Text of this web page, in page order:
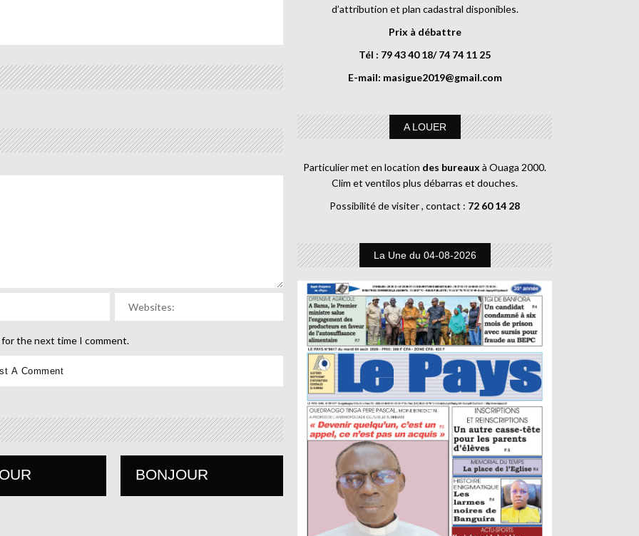
for the next time I comment.
BONJOUR
d’attribution et plan cadastral disponibles.
Prix à débattre
Tél : 79 43 40 18/ 74 74 11 25
E-mail: masigue2019@gmail.com
A LOUER
Particulier met en location des bureaux à Ouaga 2000.
Clim et ventilos plus débarras et douches.
Possibilité de visiter , contact : 72 60 14 28
La Une du 04-08-2026